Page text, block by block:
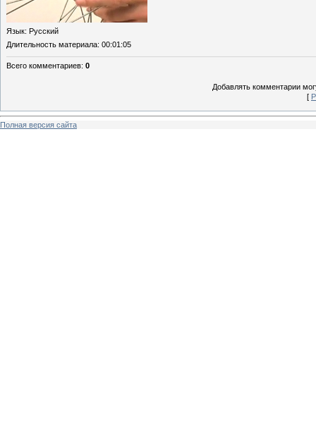
Язык: Русский
Длительность материала: 00:01:05
Всего комментариев: 0
Добавлять комментарии
[
Полная версия сайта